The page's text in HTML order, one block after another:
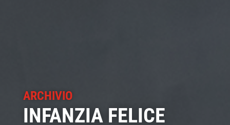
ARCHIVIO
INFANZIA FELICE